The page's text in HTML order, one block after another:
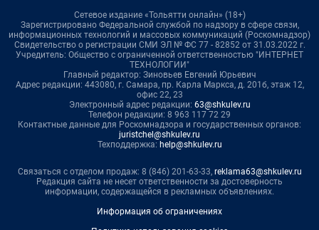
Сетевое издание «Тольятти онлайн» (18+)
Зарегистрировано Федеральной службой по надзору в сфере связи,
информационных технологий и массовых коммуникаций (Роскомнадзор)
Свидетельство о регистрации СМИ ЭЛ № ФС 77 - 82852 от 31.03.2022 г.
Учредитель: Общество с ограниченной ответственностью "ИНТЕРНЕТ
ТЕХНОЛОГИИ"
Главный редактор: Зиновьев Евгений Юрьевич
Адрес редакции: 443080, г. Самара, пр. Карла Маркса, д. 201б, этаж 12,
офис 22, 23
Электронный адрес редакции: 63@shkulev.ru
Телефон редакции: 8 963 117 72 29
Контактные данные для Роскомнадзора и государственных органов:
juristchel@shkulev.ru
Техподдержка: help@shkulev.ru
Связаться с отделом продаж: 8 (846) 201-63-33, reklama63@shkulev.ru
Редакция сайта не несет ответственности за достоверность
информации, содержащейся в рекламных объявлениях.
Информация об ограничениях